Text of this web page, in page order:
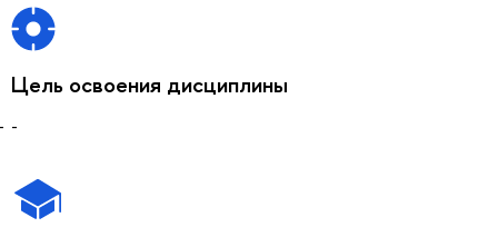
Цель освоения дисциплины
-